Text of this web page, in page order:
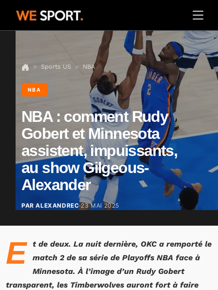
Sports US NBA
NBA
NBA : comment Rudy
Gobert et Minnesota
assistent, impuissants,
au show Gilgeous-
Alexander
PAR ALEXANDREC 23 MAI 2025
E
t de deux. La nuit dernière, OKC a remporté le
match 2 de sa série de Playoffs NBA face à
Minnesota. À l’image d’un Rudy Gobert
transparent, les Timberwolves auront fort à faire